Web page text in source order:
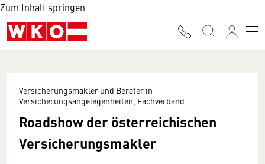
Zum Inhalt springen
Versicherungsmakler und Berater in
Versicherungsangelegenheiten, Fachverband
Roadshow der österreichischen
Versicherungsmakler